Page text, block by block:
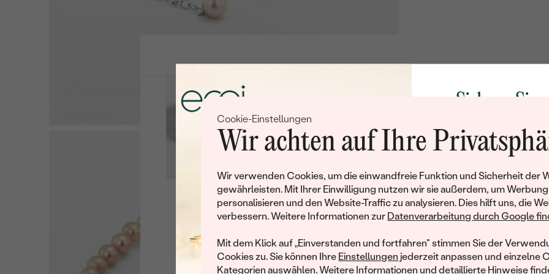
Cookie-Einstellungen
Wir achten auf Ihre
Wir verwenden Cookies, um die einwandfreie Funktion und Sicherheit der
gewährleisten. Mit Ihrer Einwilligung nutzen wir sie außerdem, um Werbung
personalisieren und den Website-Traffic zu analysieren. Dies hilft uns, die
verbessern. Weitere Informationen zur Datenverarbeitung durch Google
Mit dem Klick auf „Einverstanden und fortfahren" stimmen Sie der
Cookies zu. Sie können Ihre Einstellungen jederzeit anpassen und einzelne
Kategorien auswählen. Weitere Informationen und detaillierte Hinweise
Leider hat dieses Schmuckstück bereits seinen Besitzer
informiert werden möchten, hinterlassen Sie uns bitte Ihre E-
Sichern Sie
Rabatt auf
Werden Sie Teil
und entdecken Sie die
gefertigten Schmucks
Ihren ersten